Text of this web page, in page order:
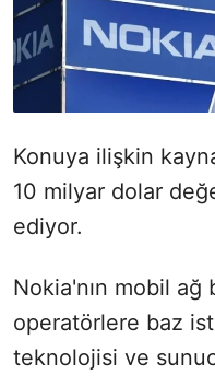
Konuya ilişkin
10 milyar dolar
ediyor.
Nokia'nın mobil ağ
operatörlere baz
teknolojisi ve